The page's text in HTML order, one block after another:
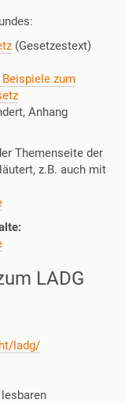
(Gesetzestext)
Beispiele zum
Anhang
Themenseite der
z.B. auch mit
LADG
ladg/